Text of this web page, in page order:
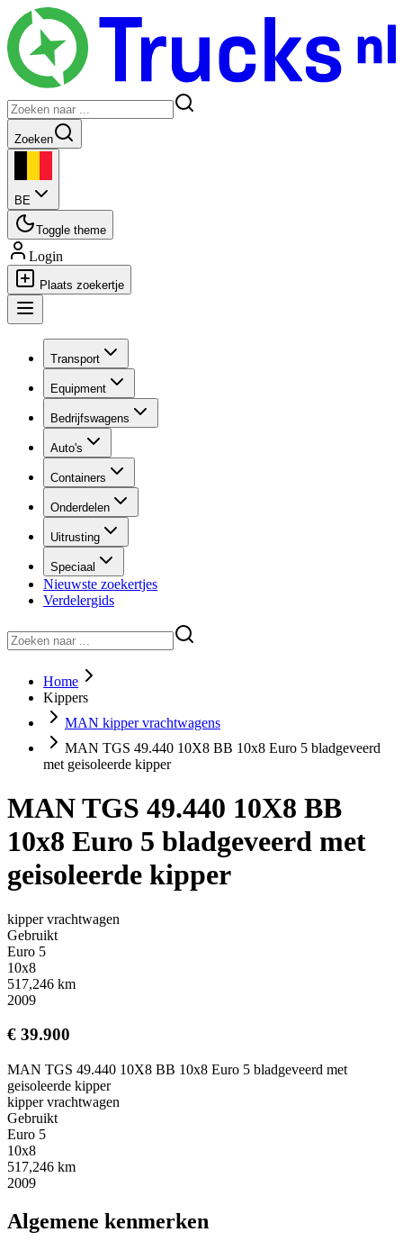
Zoeken
BE
Toggle theme
Login
Plaats zoekertje
Transport
Equipment
Bedrijfswagens
Auto's
Containers
Onderdelen
Uitrusting
Speciaal
Nieuwste zoekertjes
Verdelergids
Home
Kippers
MAN kipper vrachtwagens
MAN TGS 49.440 10X8 BB 10x8 Euro 5 bladgeveerd
met geisoleerde kipper
MAN TGS 49.440 10X8 BB
10x8 Euro 5 bladgeveerd met
geisoleerde kipper
kipper vrachtwagen
Gebruikt
Euro 5
10x8
517,246 km
2009
€ 39.900
MAN TGS 49.440 10X8 BB 10x8 Euro 5 bladgeveerd met
geisoleerde kipper
kipper vrachtwagen
Gebruikt
Euro 5
10x8
517,246 km
2009
Algemene kenmerken